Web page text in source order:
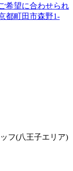
希望に合わせられ
都町田市森野1-
フ(八王子エリア)